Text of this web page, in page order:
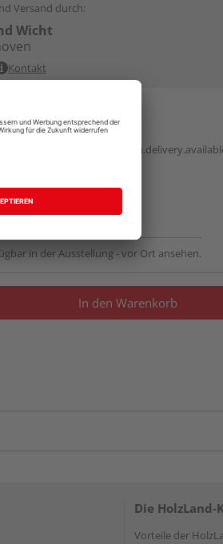
Versand durch:
Wicht
Kontakt
Händler abholen
Abholung möglich
in der Ausstellung - vor Ort ansehen.
In den Warenkorb
Die
Vorteile der